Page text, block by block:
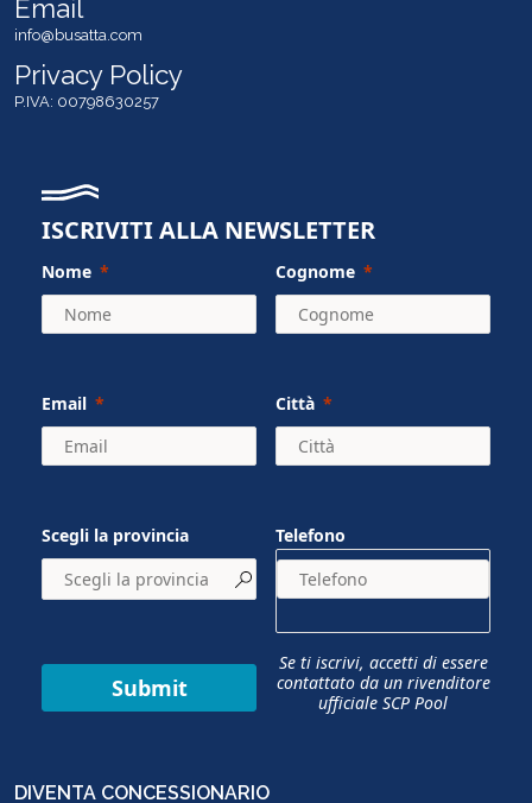
Email
info@busatta.com
Privacy Policy
P.IVA: 00798630257
ISCRIVITI ALLA NEWSLETTER
Nome Cognome
Email Città
Scegli la provincia Telefono
Submit
Se ti iscrivi, accetti di essere
contattato da un rivenditore
ufficiale SCP Pool
DIVENTA CONCESSIONARIO